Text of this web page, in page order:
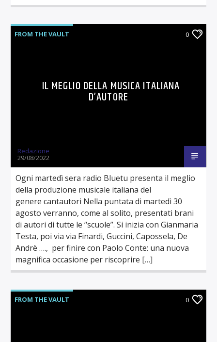
FROM THE VAULT 0
IL MEGLIO DELLA MUSICA ITALIANA
D’AUTORE
Redazione
29/08/2022
Ogni martedì sera radio Bluetu presenta il meglio
della produzione musicale italiana del
genere cantautori Nella puntata di martedì 30
agosto verranno, come al solito, presentati brani
di autori di tutte le “scuole”. Si inizia con Gianmaria
Testa, poi via via Finardi, Guccini, Capossela, De
Andrè …., per finire con Paolo Conte: una nuova
magnifica occasione per riscoprire […]
FROM THE VAULT 0